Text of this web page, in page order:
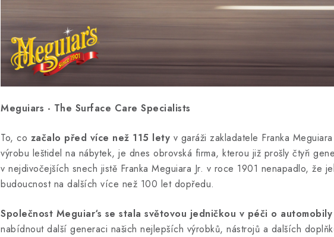
Meguiars - The Surface Care Specialists
To, co začalo před více než 115 lety v garáži zakladatele Franka
výrobu leštidel na nábytek, je dnes obrovská firma, kterou již prošly čtyři
v nejdivočejších snech jistě Franka Meguiara Jr. v roce 1901 nenapadlo, že
budoucnost na dalších více než 100 let dopředu.
Společnost Meguiar‘s se stala světovou jedničkou v péči o automobily
nabídnout další generaci našich nejlepších výrobků, nástrojů a dalších